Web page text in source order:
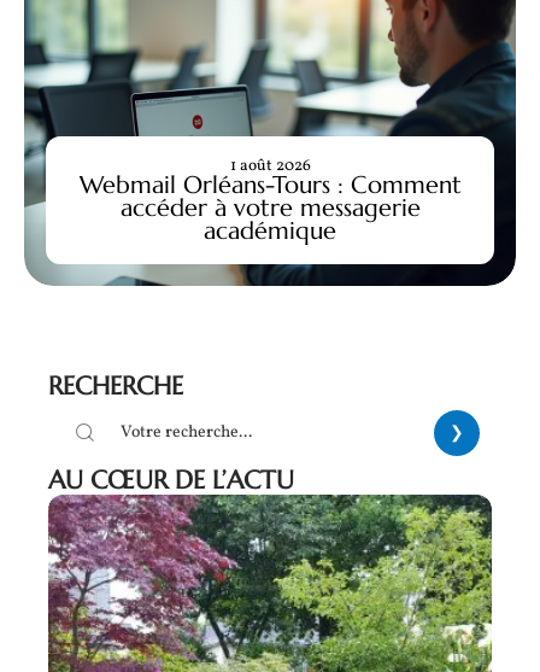
Webmail Orléans-Tours : Comment
accéder à votre messagerie
académique
1 août 2026
RECHERCHE
AU CŒUR DE L’ACTU